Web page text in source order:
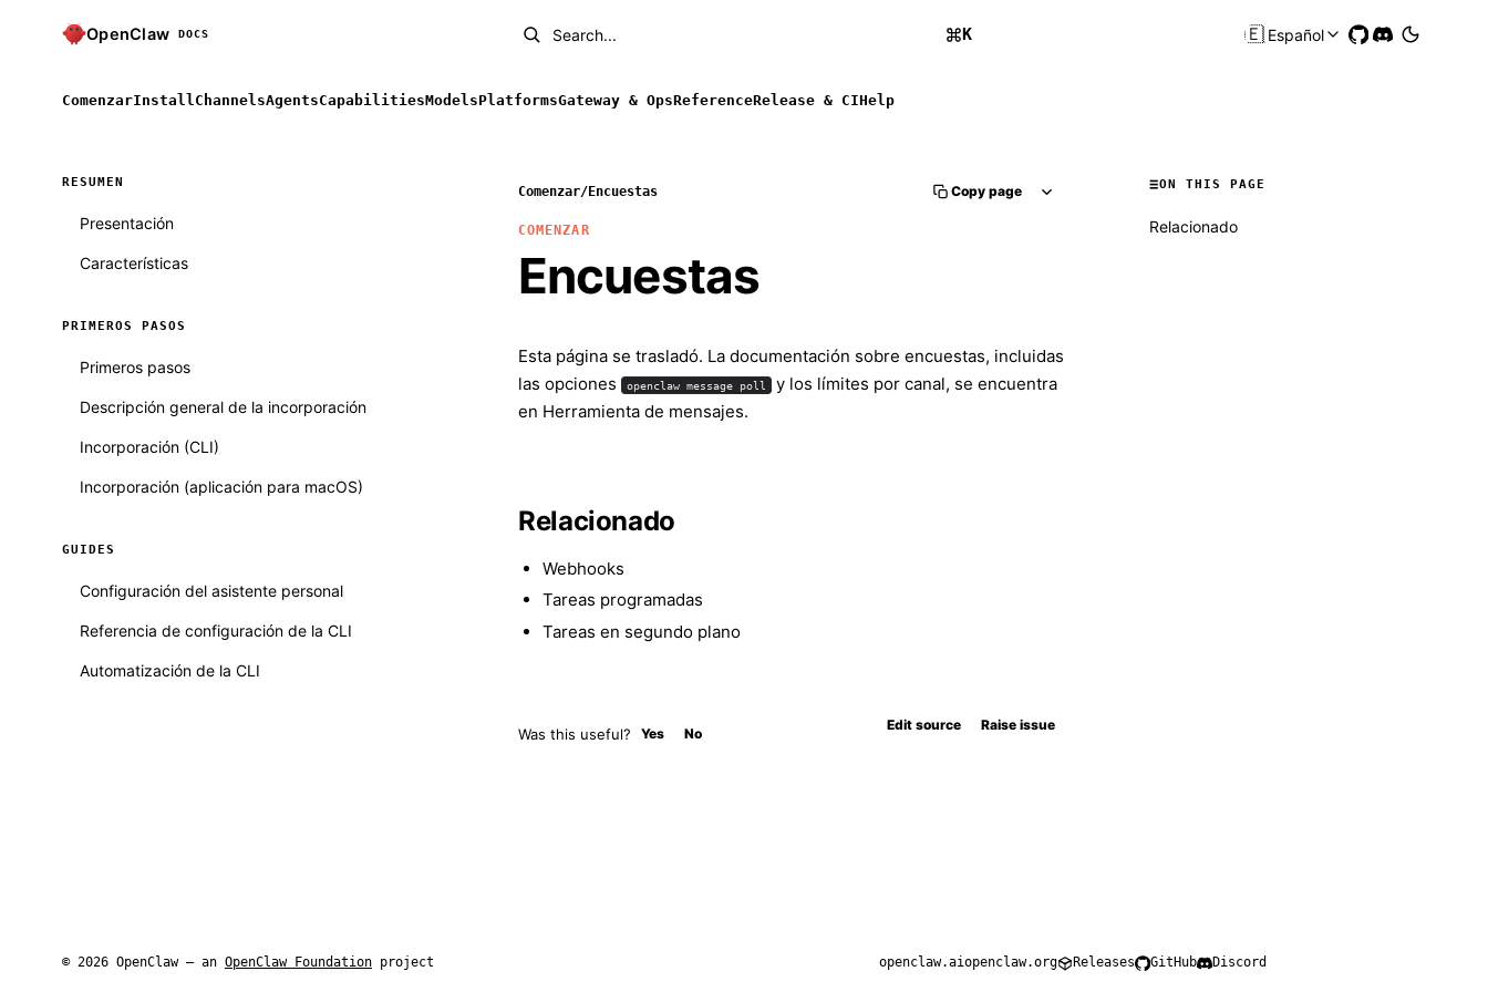
OpenClaw DOCS Search... K 🇪🇸Español
ComenzarInstall ChannelsAgentsCapabilitiesModelsPlatformsGateway & OpsReferenceRelease & CIHelp
RESUMEN
Presentación
Características
PRIMEROS PASOS
Primeros pasos
Descripción general de la incorporación
Incorporación (CLI)
Incorporación (aplicación para macOS)
GUIDES
Configuración del asistente personal
Referencia de configuración de la CLI
Automatización de la CLI
Comenzar/Encuestas Copy page
COMENZAR
Encuestas
Esta página se trasladó. La documentación sobre encuestas, incluidas
las opciones
openclaw message poll y los límites por canal, se encuentra
en Herramienta de mensajes.
Relacionado
Webhooks
Tareas programadas
Tareas en segundo plano
Was this useful? Yes No
Edit source Raise issue
ON THIS PAGE
Relacionado
© 2026 OpenClaw — an OpenClaw Foundation project openclaw.aiopenclaw.org Releases GitHub Discord